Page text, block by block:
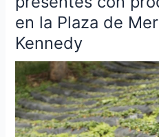
en la Plaza de
Kennedy
presentes
con
productos
agrícolas
en
la
Plaza
de